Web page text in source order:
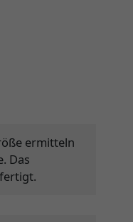
ermitteln
Das